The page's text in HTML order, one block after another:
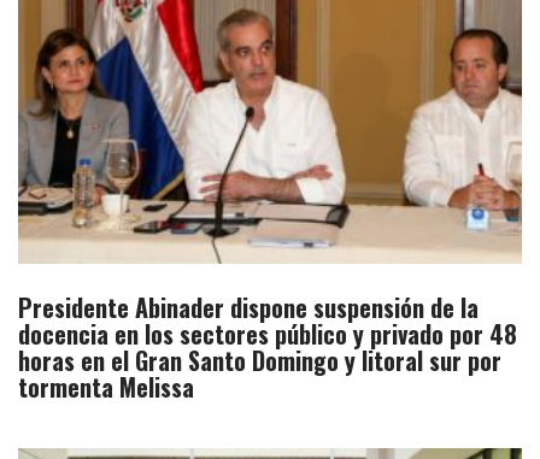
Presidente Abinader dispone suspensión de la
docencia en los sectores público y privado por 48
horas en el Gran Santo Domingo y litoral sur por
tormenta Melissa